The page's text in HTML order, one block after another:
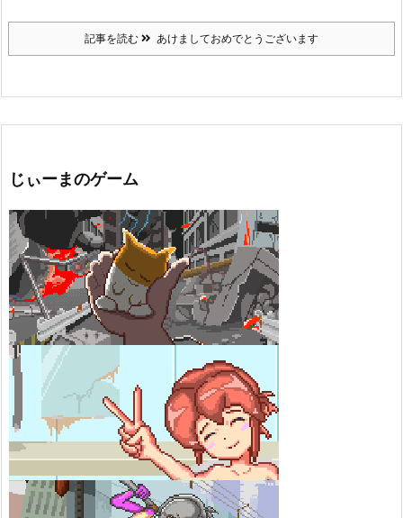
記事を読む あけましておめでとうございます
じぃーまのゲーム